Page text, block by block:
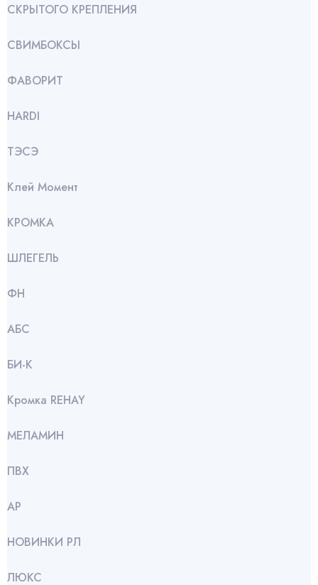
СКРЫТОГО КРЕПЛЕНИЯ
СВИМБОКСЫ
ФАВОРИТ
HARDI
ТЭСЭ
Клей Момент
КРОМКА
ШЛЕГЕЛЬ
ФН
АБС
БИ-К
Кромка REHAY
МЕЛАМИН
ПВХ
АР
НОВИНКИ РЛ
ЛЮКС